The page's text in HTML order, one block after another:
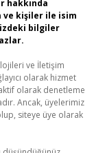
hakkında
ve kişiler ile isim
bilgiler
ve İletişim
olarak hizmet
olarak denetleme
Ancak, üyelerimiz
siteye üye olarak